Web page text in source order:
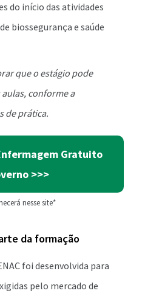
do início das atividades
biossegurança e saúde
que o estágio pode
conforme a
de prática.
Gratuito
>>>
nesse site*
da formação
foi desenvolvida para
pelo mercado de